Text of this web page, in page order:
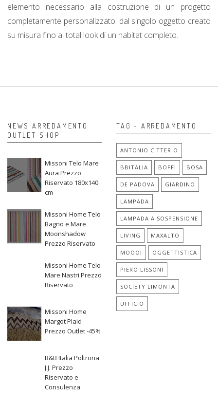
elemento necessario alla costruzione di un progetto
completamente personalizzato: dal singolo oggetto creato
su misura fino al total look di un habitat completo.
NEWS ARREDAMENTO
OUTLET SHOP
Missoni Telo Mare
Aura Prezzo
Riservato 180x140
cm
Missoni Home Telo
Bagno e Mare
Moonshadow
Prezzo Riservato
Missoni Home Telo
Mare Nastri Prezzo
Riservato
Missoni Home
Margot Plaid
Prezzo Outlet -45%
B&B Italia Poltrona
J.J. Prezzo
Riservato e
Consulenza
TAG - ARREDAMENTO
ANTONIO CITTERIO
BBITALIA BOFFI BOSA
DE PADOVA GIARDINO
LAMPADA
LAMPADA A SOSPENSIONE
LIVING MAXALTO
MOOOI OGGETTISTICA
PIERO LISSONI
SOCIETY LIMONTA
UFFICIO